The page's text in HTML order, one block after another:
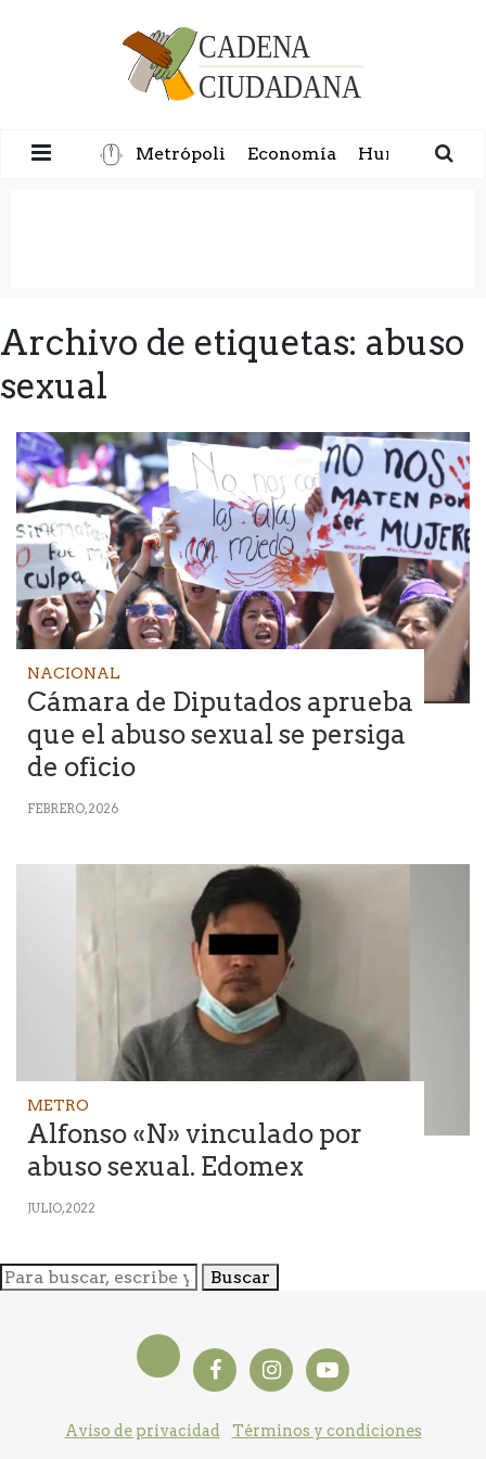
Metrópoli Economía Humanidad
Archivo de etiquetas: abuso
sexual
NACIONAL
Cámara de Diputados aprueba
que el abuso sexual se persiga
de oficio
FEBRERO, 2026
METRO
Alfonso «N» vinculado por
abuso sexual. Edomex
JULIO, 2022
Buscar
Aviso de privacidad Términos y condiciones